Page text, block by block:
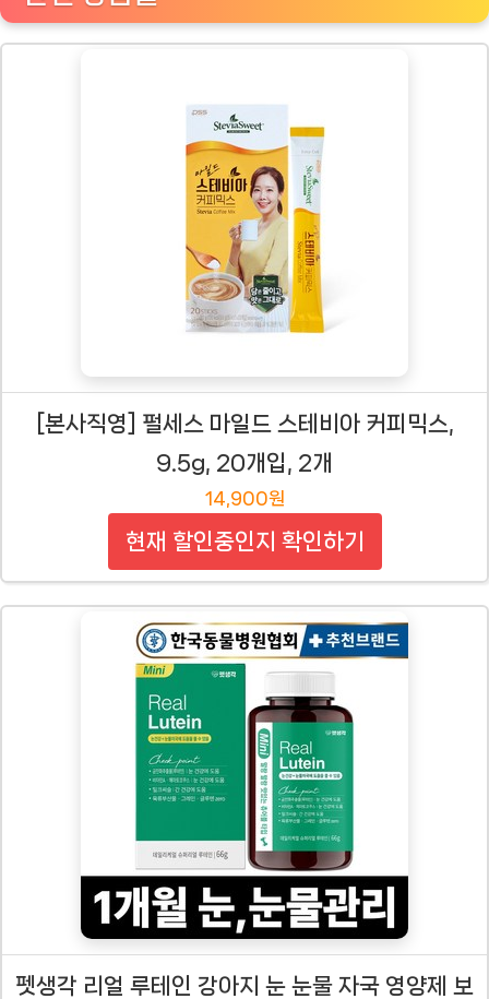
[본사직영] 펄세스 마일드 스테비아 커피믹스,
9.5g, 20개입, 2개
14,900원
현재 할인중인지 확인하기
펫생각 리얼 루테인 강아지 눈 눈물 자국 영양제 보